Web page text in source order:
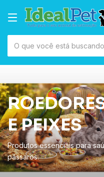
E PEIXES
Produtos essenciais para
pássaros.